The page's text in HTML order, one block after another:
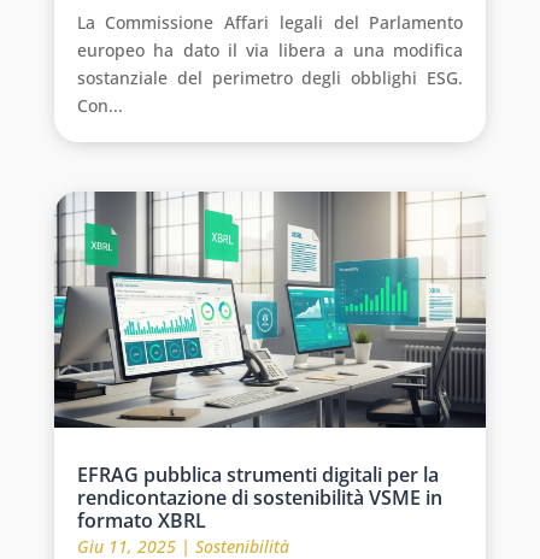
La Commissione Affari legali del Parlamento
europeo ha dato il via libera a una modifica
sostanziale del perimetro degli obblighi ESG.
Con...
EFRAG pubblica strumenti digitali per la
rendicontazione di sostenibilità VSME in
formato XBRL
Giu 11, 2025| Sostenibilità